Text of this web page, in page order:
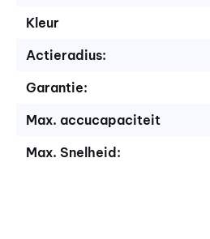
Kleur
Actieradius:
Garantie:
Max. accucapaciteit
Max. Snelheid: